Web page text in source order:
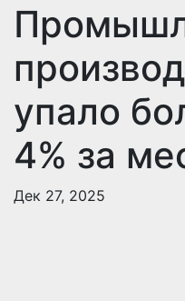
упало
4% за
Дек 27, 2025